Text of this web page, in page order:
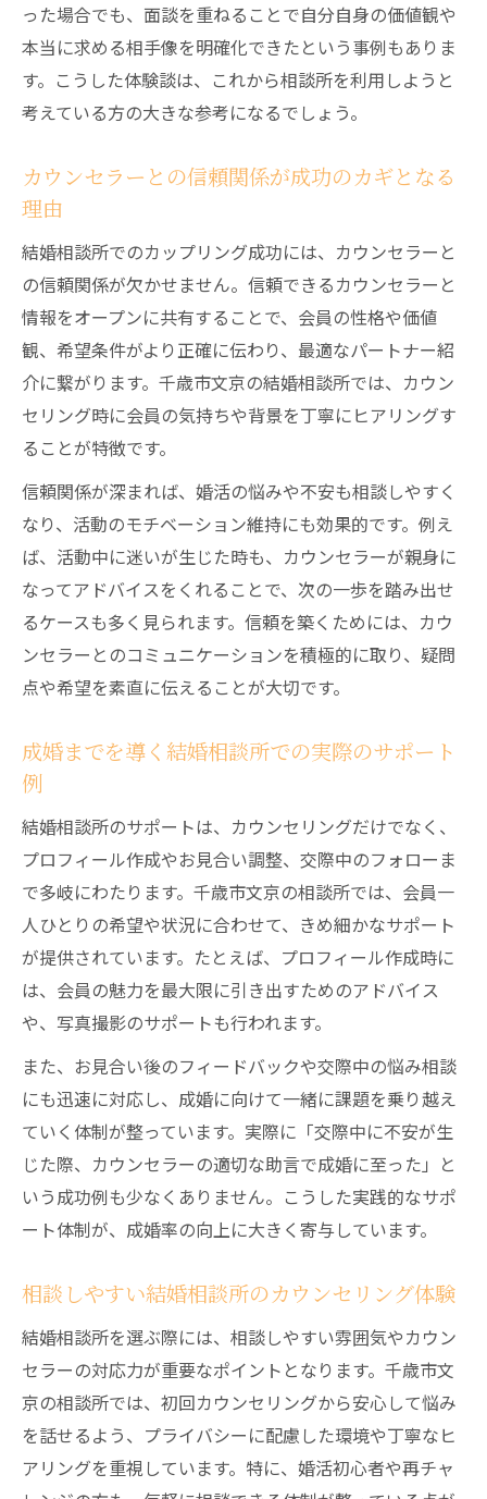
った場合でも、面談を重ねることで自分自身の価値観や
本当に求める相手像を明確化できたという事例もありま
す。こうした体験談は、これから相談所を利用しようと
考えている方の大きな参考になるでしょう。
カウンセラーとの信頼関係が成功のカギとなる
理由
結婚相談所でのカップリング成功には、カウンセラーと
の信頼関係が欠かせません。信頼できるカウンセラーと
情報をオープンに共有することで、会員の性格や価値
観、希望条件がより正確に伝わり、最適なパートナー紹
介に繋がります。千歳市文京の結婚相談所では、カウン
セリング時に会員の気持ちや背景を丁寧にヒアリングす
ることが特徴です。
信頼関係が深まれば、婚活の悩みや不安も相談しやすく
なり、活動のモチベーション維持にも効果的です。例え
ば、活動中に迷いが生じた時も、カウンセラーが親身に
なってアドバイスをくれることで、次の一歩を踏み出せ
るケースも多く見られます。信頼を築くためには、カウ
ンセラーとのコミュニケーションを積極的に取り、疑問
点や希望を素直に伝えることが大切です。
成婚までを導く結婚相談所での実際のサポート
例
結婚相談所のサポートは、カウンセリングだけでなく、
プロフィール作成やお見合い調整、交際中のフォローま
で多岐にわたります。千歳市文京の相談所では、会員一
人ひとりの希望や状況に合わせて、きめ細かなサポート
が提供されています。たとえば、プロフィール作成時に
は、会員の魅力を最大限に引き出すためのアドバイス
や、写真撮影のサポートも行われます。
また、お見合い後のフィードバックや交際中の悩み相談
にも迅速に対応し、成婚に向けて一緒に課題を乗り越え
ていく体制が整っています。実際に「交際中に不安が生
じた際、カウンセラーの適切な助言で成婚に至った」と
いう成功例も少なくありません。こうした実践的なサポ
ート体制が、成婚率の向上に大きく寄与しています。
相談しやすい結婚相談所のカウンセリング体験
結婚相談所を選ぶ際には、相談しやすい雰囲気やカウン
セラーの対応力が重要なポイントとなります。千歳市文
京の相談所では、初回カウンセリングから安心して悩み
を話せるよう、プライバシーに配慮した環境や丁寧なヒ
アリングを重視しています。特に、婚活初心者や再チャ